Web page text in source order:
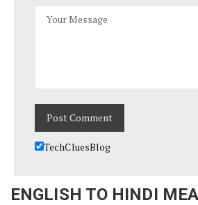
TechCluesBlog
ENGLISH TO HINDI